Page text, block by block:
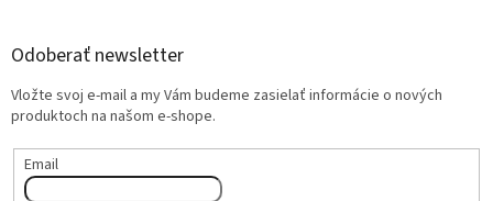
Odoberať newsletter
Vložte svoj e-mail a my Vám budeme zasielať informácie o nových
produktoch na našom e-shope.
Email